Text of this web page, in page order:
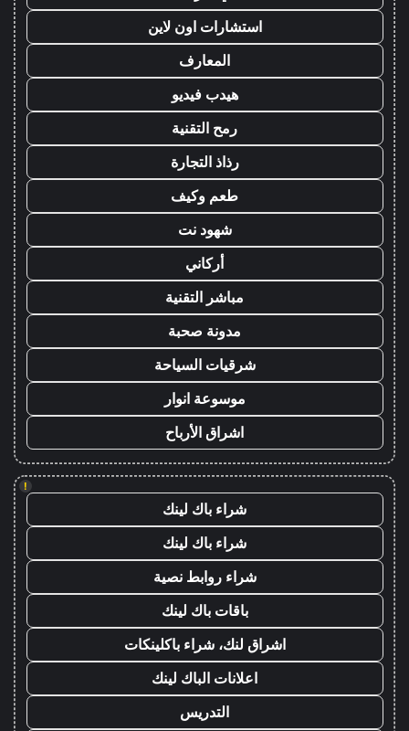
استشارات اون لاين
المعارف
هيدب فيديو
رمح التقنية
رذاذ التجارة
طعم وكيف
شهود نت
أركاني
مباشر التقنية
مدونة صحبة
شرقيات السياحة
موسوعة انوار
اشراق الأرباح
!
شراء باك لينك
شراء باك لينك
شراء روابط نصية
باقات باك لينك
اشراق لنك، شراء باكلينكات
اعلانات الباك لينك
التدريس